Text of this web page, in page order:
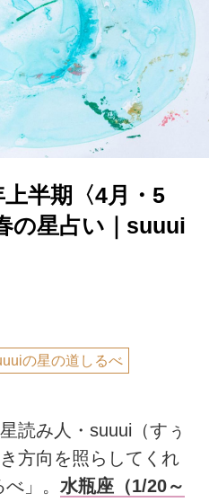
上半期〈4月・5
の星占い｜suuui
の星の道しるべ
読み人・suuui（すぅ
方向を照らしてくれ
」。 水瓶座（1/20～